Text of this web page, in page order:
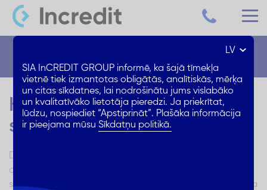
Kā izveidot finanšu drošības
spilvenu?
Drošības spilvens ir naudas līdzekļu uzkrājums, kas ir
domāts neplānotiem izdevumiem vai ārkārtas finanšu
situācijām. Tas varētu būt automašīnas remonts, mājokļa
LV
SIA InCREDIT GROUP informē, ka šajā tīmekļa
vietnē tiek izmantotas obligātās, analītiskās, mērķa
un citas sīkdatnes, lai nodrošinātu jums vislabāko
un kvalitatīvāko lietotāja pieredzi. Ja priekrītat,
lūdzu, nospiediet “Apstiprināt”. Plašāka informācija
ir pieejama mūsuSīkdatņu politikā.